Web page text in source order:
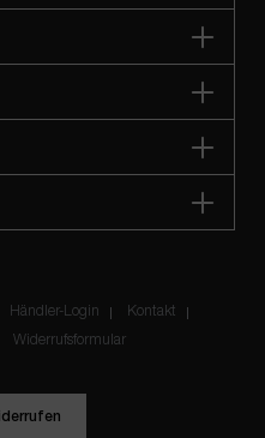
Händler-Login Kontakt
Widerrufsformular